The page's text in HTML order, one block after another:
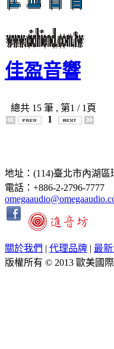
佳盈音響
總共 15 筆 , 第1 / 1頁
1
地址：(114)臺北市內湖區
電話：+886-2-2796-7777
關於我們 | 代理品牌 | 最
版權所有 © 2013 歐美國